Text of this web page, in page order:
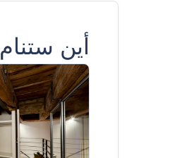
أين ستنام